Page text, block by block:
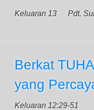
Keluaran 13 Pdt.
Berkat
yang
Keluaran 12:29-51